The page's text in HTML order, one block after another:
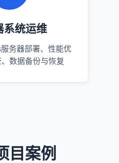
系统运维
务器部署、性能优
数据备份与恢复
目案例